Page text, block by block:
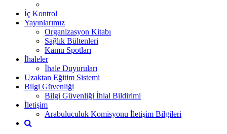
İç Kontrol
Yayınlarımız
Organizasyon Kitabı
Sağlık Bültenleri
Kamu Spotları
İhaleler
İhale Duyuruları
Uzaktan Eğitim Sistemi
Bilgi Güvenliği
Bilgi Güvenliği İhlal Bildirimi
İletişim
Arabuluculuk Komisyonu İletişim Bilgileri